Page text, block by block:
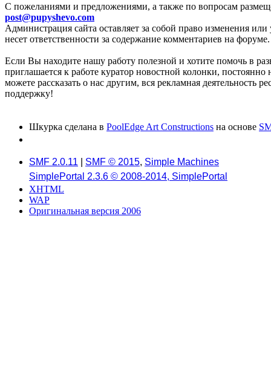
C пожеланиями и предложениями, а также по вопросам
post@pupyshevo.com
Администрация сайта оставляет за собой право изменения
несет ответственности за содержание комментариев на форуме.
Если Вы находите нашу работу полезной и хотите помочь в
приглашается к работе куратор новостной колонки,
можете рассказать о нас другим, вся рекламная деятельность
поддержку!
Шкурка сделана в PoolEdge Art Constructions на основе
SMF 2.0.11 SMF © 2015, Simple Machines
SimplePortal 2.3.6 © 2008-2014, SimplePortal
XHTML
WAP
Оригинальная версия 2006